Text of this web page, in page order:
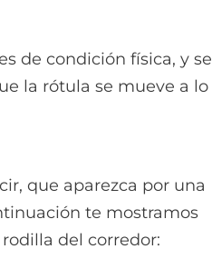
de condición física, y se
la rótula se mueve a lo
que aparezca por una
te mostramos
del corredor: